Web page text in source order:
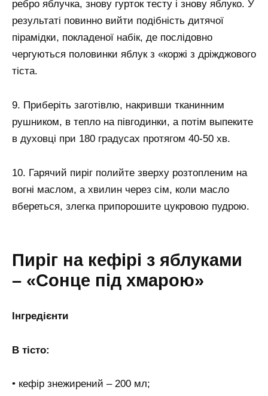
ребро яблучка, знову гурток тесту і знову яблуко. У
результаті повинно вийти подібність дитячої
пірамідки, покладеної набік, де послідовно
чергуються половинки яблук з «коржі з дріжджового
тіста.
9. Приберіть заготівлю, накривши тканинним
рушником, в тепло на півгодинки, а потім выпеките
в духовці при 180 градусах протягом 40-50 хв.
10. Гарячий пиріг полийте зверху розтопленим на
вогні маслом, а хвилин через сім, коли масло
вбереться, злегка припорошите цукровою пудрою.
Пиріг на кефірі з яблуками
– «Сонце під хмарою»
Інгредієнти
В тісто:
• кефір знежирений – 200 мл;